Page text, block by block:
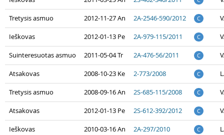
Tretysis asmuo 2012-11-27 An 2A-2546-590/2012 C
Ieškovas 2012-01-13 Pe 2A-979-115/2011 C
Suinteresuotas asmuo 2011-05-04 Tr 2A-476-56/2011 C
Atsakovas 2008-10-23 Ke 2-773/2008 C
Tretysis asmuo 2008-09-16 An 2S-685-115/2008 C
Atsakovas 2012-01-13 Pe 2S-612-392/2012 C
Ieškovas 2010-03-16 An 2A-297/2010 C